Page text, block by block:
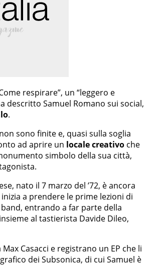
respirare”, un “leggero e
descritto Samuel Romano sui social,
.
sono finite e, quasi sulla soglia
ad aprire un locale creativo che
simbolo della sua città,
nato il 7 marzo del ’72, è ancora
a prendere le prime lezioni di
entrando a far parte della
al tastierista Davide Dileo,
Casacci e registrano un EP che li
dei Subsonica, di cui Samuel è